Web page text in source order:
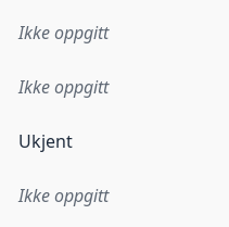
Ikke oppgitt
Ikke oppgitt
Ukjent
i dette datasettet
Ikke oppgitt